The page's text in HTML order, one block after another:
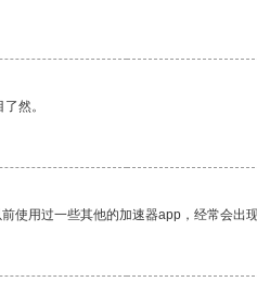
然。
用过一些其他的加速器app，经常会出